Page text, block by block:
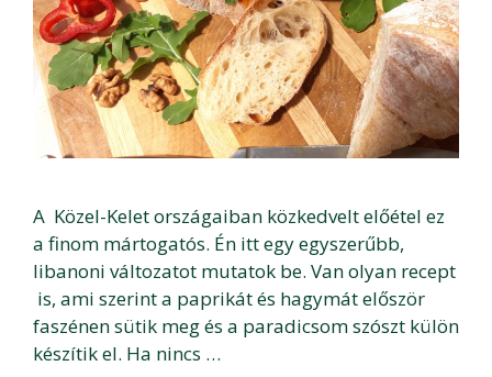
A Közel-Kelet országaiban közkedvelt előétel ez
a finom mártogatós. Én itt egy egyszerűbb,
libanoni változatot mutatok be. Van olyan recept
is, ami szerint a paprikát és hagymát először
faszénen sütik meg és a paradicsom szószt külön
készítik el. Ha nincs …